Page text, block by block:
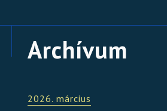
Archívum
2026. március